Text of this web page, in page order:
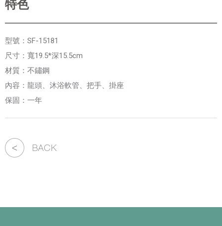
特色
型號：SF-15181
尺寸：寬19.5*深15.5cm
材質：不鏽鋼
內容：龍頭、沐浴軟管、把手、掛座
保固：一年